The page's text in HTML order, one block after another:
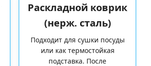
Раскладной коврик
(нерж. сталь)
Подходит для сушки посуды
или как термостойкая
подставка. После